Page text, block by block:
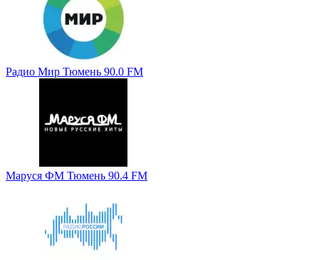
Радио Мир Тюмень 90.0 FM
Маруся ФМ Тюмень 90.4 FM